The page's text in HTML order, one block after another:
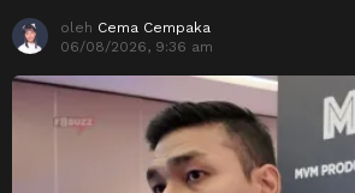
oleh Cema Cempaka
06/08/2026, 9:36 am